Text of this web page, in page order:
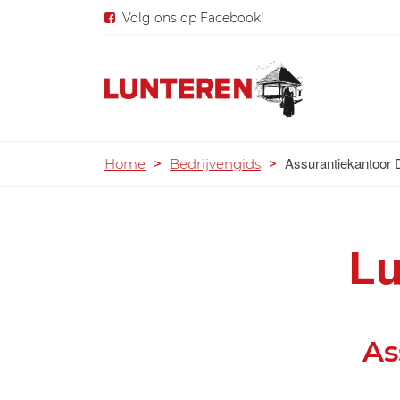
Volg ons op Facebook!
Home > Bedrijvengids > Assurantiekantoor